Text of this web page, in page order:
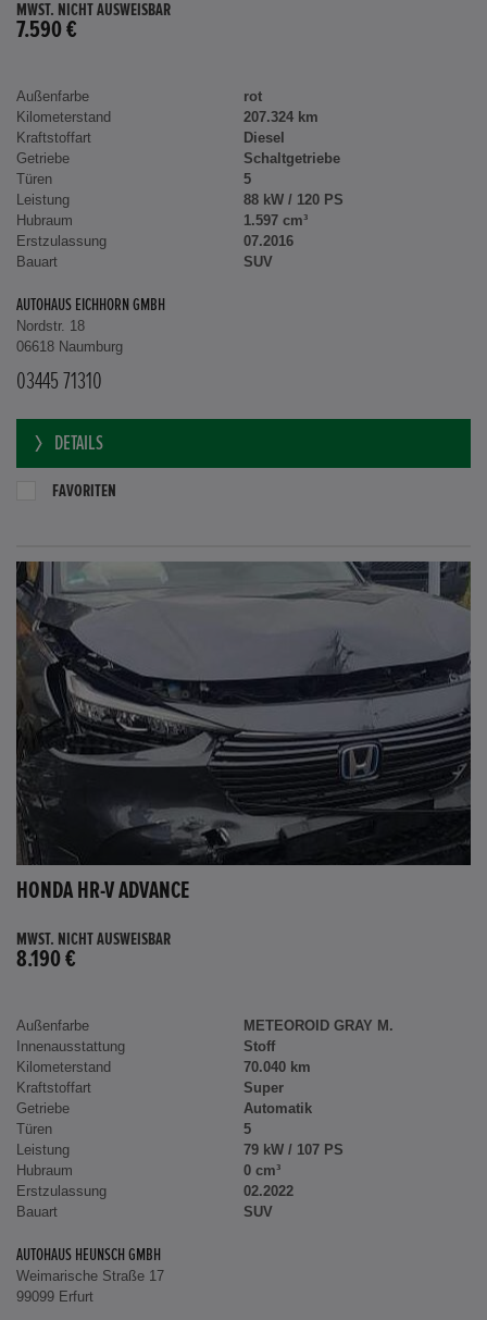
MWST. NICHT AUSWEISBAR
7.590 €
Außenfarbe
rot
Kilometerstand
207.324 km
Kraftstoffart
Diesel
Getriebe
Schaltgetriebe
Türen
5
Leistung
88 kW / 120 PS
Hubraum
1.597 cm³
Erstzulassung
07.2016
Bauart
SUV
AUTOHAUS EICHHORN GMBH
Nordstr. 18
06618 Naumburg
03445 71310
DETAILS
FAVORITEN
HONDA HR-V ADVANCE
MWST. NICHT AUSWEISBAR
8.190 €
Außenfarbe
METEOROID GRAY M.
Innenausstattung
Stoff
Kilometerstand
70.040 km
Kraftstoffart
Super
Getriebe
Automatik
Türen
5
Leistung
79 kW / 107 PS
Hubraum
0 cm³
Erstzulassung
02.2022
Bauart
SUV
AUTOHAUS HEUNSCH GMBH
Weimarische Straße 17
99099 Erfurt